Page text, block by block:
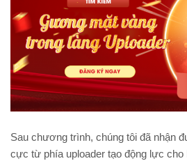
Sau chương trình, chúng tôi đã nhận
cực từ phía uploader tạo động lực cho